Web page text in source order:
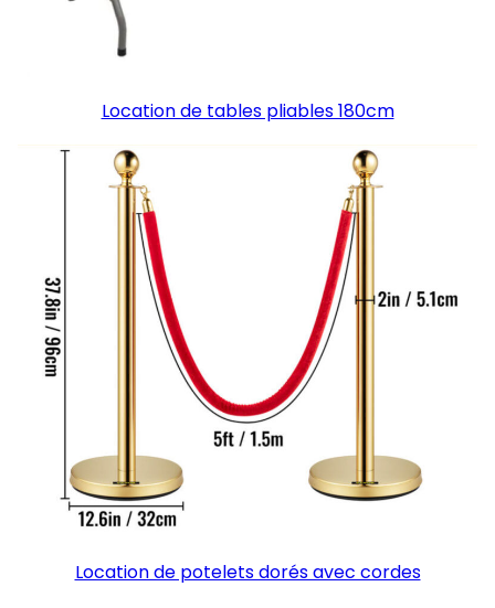
Location de tables pliables 180cm
Location de potelets dorés avec cordes